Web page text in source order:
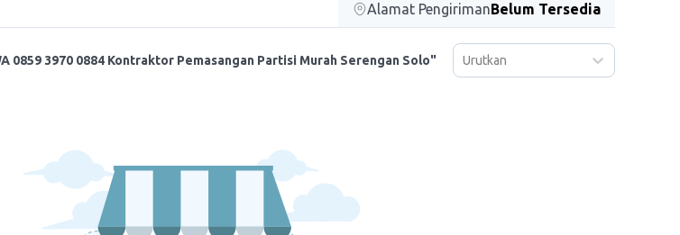
Alamat PengirimanBelum Tersedia
0859 3970 0884 Kontraktor Pemasangan Partisi Murah Serengan Solo" Urutkan